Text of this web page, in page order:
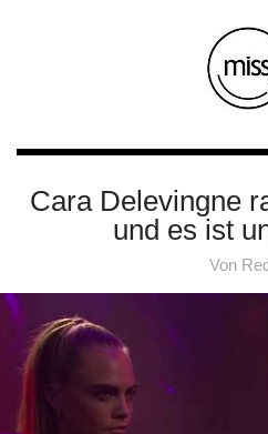
Cara Delevingne
und es ist
Von